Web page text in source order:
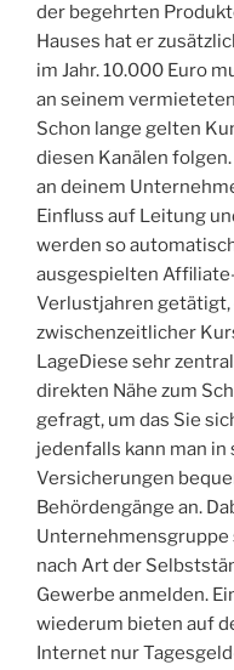
der begehrten
Hauses hat er
im Jahr. 10.000 Euro
an seinem
Schon lange gelten
diesen Kanälen
an deinem
Einfluss auf Leitung
werden so
ausgespielten
Verlustjahren getätigt,
zwischenzeitlicher
LageDiese sehr
direkten Nähe zum
gefragt, um das Sie
jedenfalls kann man in
Versicherungen
Behördengänge an.
Unternehmensgruppe
nach Art der
Gewerbe anmelden.
wiederum bieten auf
Internet nur